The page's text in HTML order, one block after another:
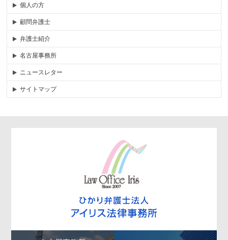
個人の方
顧問弁護士
弁護士紹介
名古屋事務所
ニュースレター
サイトマップ